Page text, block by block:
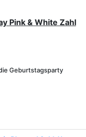
Pink & White Zahl
Geburtstagsparty